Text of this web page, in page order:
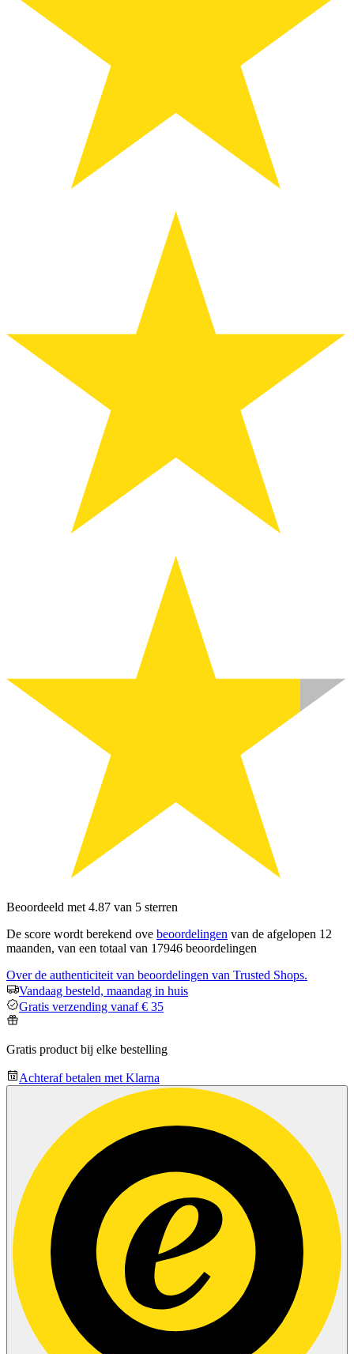
Beoordeeld met 4.87 van 5 sterren
De score wordt berekend ove beoordelingen van de afgelopen 12
maanden, van een totaal van 17946 beoordelingen
Over de authenticiteit van beoordelingen van Trusted Shops.
Vandaag besteld, maandag in huis
Gratis verzending vanaf € 35
Gratis product bij elke bestelling
Achteraf betalen met Klarna